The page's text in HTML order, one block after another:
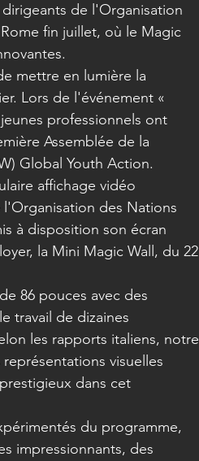
de l'Organisation
fin juillet, où le Magic
mettre en lumière la
Lors de l'événement «
professionnels ont
Assemblée de la
Global Youth Action.
affichage vidéo
des Nations
à disposition son écran
la Mini Magic Wall, du 22
86 pouces avec des
travail de dizaines
les rapports italiens, notre
visuelles
dans cet
du programme,
impressionnants, des